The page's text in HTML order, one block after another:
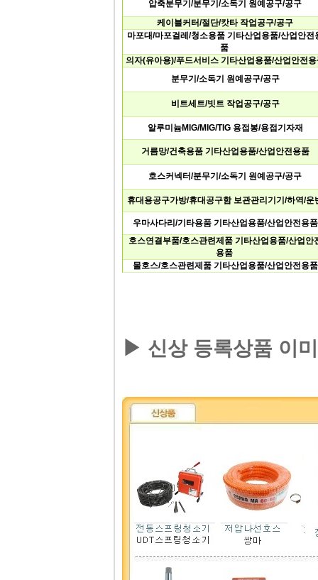
압축분무기/분무기/소독기원예공구/공구
케이블커터/절단/캇타작업공구/공구
마포대/마포걸레/청소용품기타산업용품/산업안전
품
의자(유아용)/푸드서비스기타산업용품/산업안전용
분무기/소독기원예공구/공구
비트세트/빗트작업공구/공구
알루미늄MIG/MIG/TIG용접봉/용접기자재
거름망/건축용품기타산업용품/산업안전용품
호스커넥터/분무기/소독기원예공구/공구
휴대용공구가방/휴대공구함보관관리기기/하역/운
우마사다리/기타용품기타산업용품/산업안전용품
호스연결부품/호스관련제품기타산업용품/산업안
용품
물호스/호스관련제품기타산업용품/산업안전용품
▶신상등록상품이